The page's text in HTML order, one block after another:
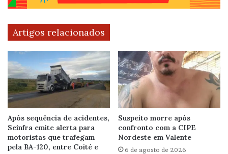
Artigos relacionados
Após sequência de acidentes,
Seinfra emite alerta para
motoristas que trafegam
pela BA-120, entre Coité e
Suspeito morre após
confronto com a CIPE
Nordeste em Valente
6 de agosto de 2026